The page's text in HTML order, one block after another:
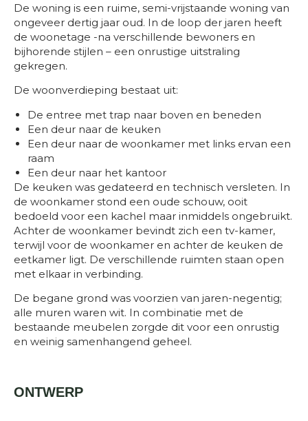
De woning is een ruime, semi-vrijstaande woning van
ongeveer dertig jaar oud. In de loop der jaren heeft
de woonetage -na verschillende bewoners en
bijhorende stijlen – een onrustige uitstraling
gekregen.
De woonverdieping bestaat uit:
De entree met trap naar boven en beneden
Een deur naar de keuken
Een deur naar de woonkamer met links ervan een
raam
Een deur naar het kantoor
De keuken was gedateerd en technisch versleten. In
de woonkamer stond een oude schouw, ooit
bedoeld voor een kachel maar inmiddels ongebruikt.
Achter de woonkamer bevindt zich een tv-kamer,
terwijl voor de woonkamer en achter de keuken de
eetkamer ligt. De verschillende ruimten staan open
met elkaar in verbinding.
De begane grond was voorzien van jaren-negentig;
alle muren waren wit. In combinatie met de
bestaande meubelen zorgde dit voor een onrustig
en weinig samenhangend geheel.
ONTWERP